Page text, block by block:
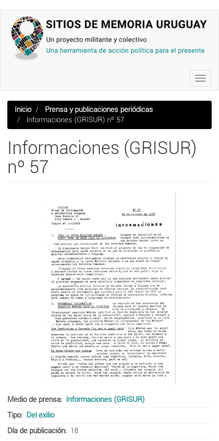
contenido
principal
Inicio
Prensa y publicaciones periódicas
Informaciones (GRISUR) nº 57
Informaciones (GRISUR)
nº 57
Medio de prensa
Informaciones (GRISUR)
Tipo
Del exilio
Día de publicación
18